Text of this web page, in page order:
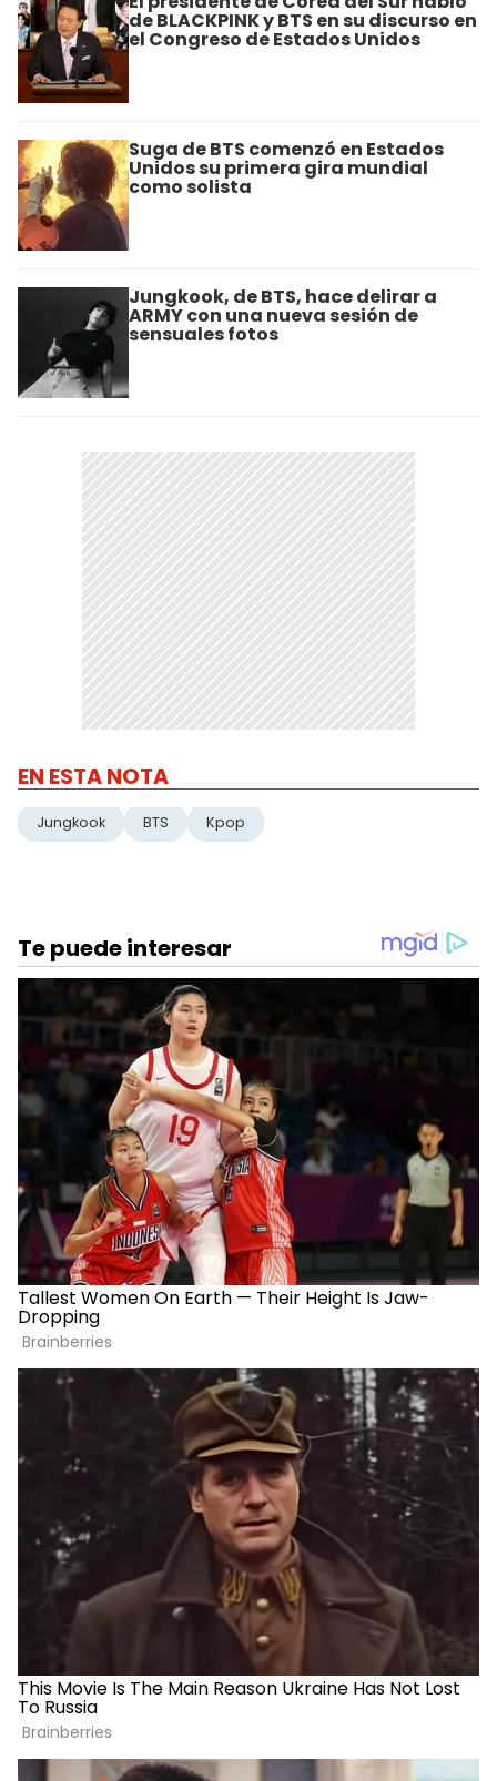
de BLACKPINK y BTS en su discurso en
el Congreso de Estados Unidos
Suga de BTS comenzó en Estados
Unidos su primera gira mundial
como solista
Jungkook, de BTS, hace delirar a
ARMY con una nueva sesión de
sensuales fotos
EN ESTA NOTA
Jungkook BTS Kpop